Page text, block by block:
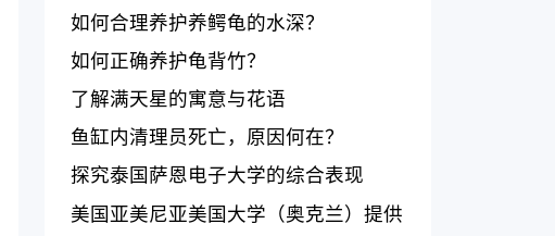
如何合理养护养鳄龟的水深？
如何正确养护龟背竹？
了解满天星的寓意与花语
鱼缸内清理员死亡，原因何在？
探究泰国萨恩电子大学的综合表现
美国亚美尼亚美国大学（奥克兰）提供